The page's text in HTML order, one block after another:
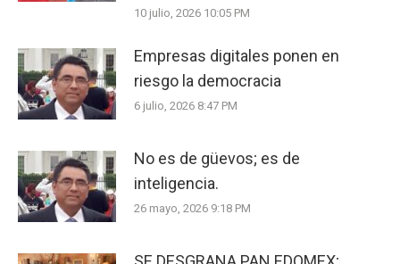
10 julio, 2026 10:05 PM
Empresas digitales ponen en
riesgo la democracia
6 julio, 2026 8:47 PM
No es de güevos; es de
inteligencia.
26 mayo, 2026 9:18 PM